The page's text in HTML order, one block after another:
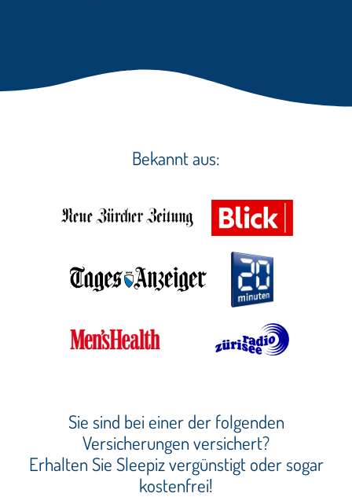
Bekannt aus:
Sie sind bei einer der folgenden
Versicherungen versichert?
Erhalten Sie Sleepiz vergünstigt oder sogar
kostenfrei!